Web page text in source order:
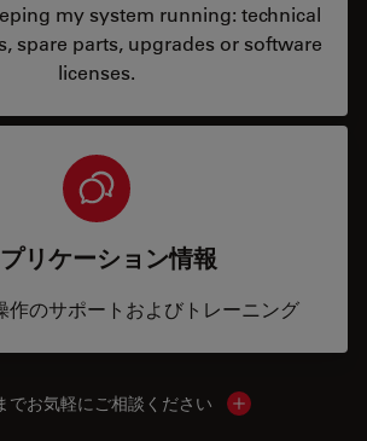
my system running: technical
spare parts, upgrades or software
licenses.
リケーション情報
作のサポートおよびトレーニング
でお気軽にご相談ください Show local